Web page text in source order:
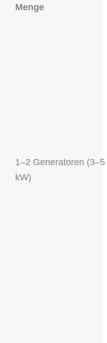
Menge
1–2 Generatoren (3–5
kW)